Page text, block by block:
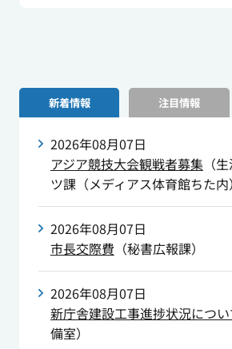
新着情報 注目情報
2026年08月07日
アジア競技大会観戦者募集（
ツ課（メディアス体育館ちた内）
2026年08月07日
市長交際費 （秘書広報課）
2026年08月07日
新庁舎建設工事進捗状況につい
備室）